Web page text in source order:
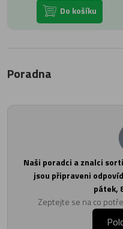
Do košíku
Poradna
Naši poradci a znalci
jsou připraveni
pátek,
Zeptejte se na co